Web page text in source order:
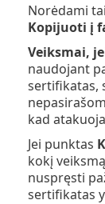
Norėdami
Kopijuoti į
Veiksmai,
naudojant
sertifikatas,
kad
Jei punktas
kokį
nuspręsti
sertifikatas